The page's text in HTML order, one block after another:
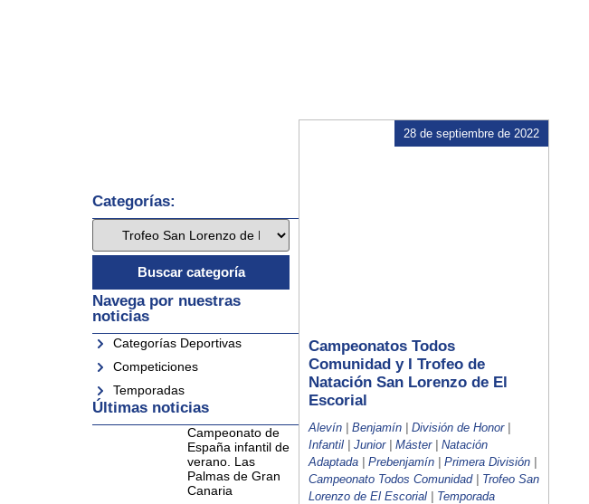
Categorías:
Navega por nuestras
noticias
Categorías Deportivas
Competiciones
Temporadas
Últimas noticias
Campeonato de
España infantil de
verano. Las
Palmas de Gran
Canaria
28 de septiembre de 2022
Campeonatos Todos
Comunidad y I Trofeo de
Natación San Lorenzo de El
Escorial
Alevín Benjamín División de Honor|
Infantil
Junior| Máster| Natación
Adaptada
Prebenjamín Primera División
Campeonato Todos Comunidad| Trofeo San
Lorenzo de El Escorial
Temporada